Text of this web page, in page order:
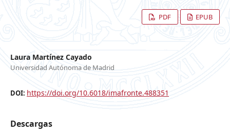
PDF EPUB
Laura Martínez Cayado
Universidad Autónoma de Madrid
DOI: https://doi.org/10.6018/imafronte.488351
Descargas